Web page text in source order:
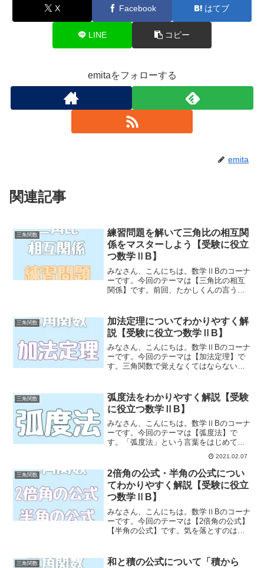
X Facebook はてブ
LINE コピー
emitaをフォローする
emita
関連記事
三角関数
練習問題を解いて三角比の相互関
係をマスターしよう【受験に役立
つ数学ⅡB】
みなさん、こんにちは。数学ⅡBのコーナ
ーです。今回のテーマは【三角比の相互
関係】です。前回、たかしくんの言うと
つの式を導きました。今回のゴールは、
三角比の相互関係を表...
三角関数
加法定理についてわかりやすく解
説【受験に役立つ数学ⅡB】
みなさん、こんにちは。数学ⅡBのコーナ
ーです。今回のテーマは【加法定理】で
す。三角関数で覚えなくてはならない式
い最後の公式になります。これさえ覚え
れば、これから勉強する...
三角関数
弧度法をわかりやすく解説【受験
に役立つ数学ⅡB】
みなさん、こんにちは。数学ⅡBのコーナ
ーです。今回のテーマは【弧度法】で
す。「弧度法」という言葉をはじめて聞
いたという人も少なくないでしょう。今
回は、こんな疑問にお答えします。たか
しくんが言うように、弧度法とは角度に
関するものであり、これか...
2021.02.07
三角関数
2倍角の公式・半角の公式につい
てわかりやすく解説【受験に役立
つ数学ⅡB】
みなさん、こんにちは。数学ⅡBのコーナ
ーです。今回のテーマは【2倍角の公式】
【半角の公式】です。気を落とすのはま
はいけない公式は加法定理までです。す
三角関数
和と積の公式について「積から